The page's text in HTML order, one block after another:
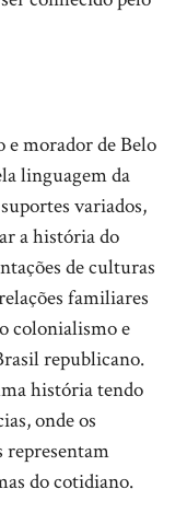
morador de Belo
linguagem da
variados,
a história do
de culturas
familiares
colonialismo e
republicano.
história tendo
onde os
representam
do cotidiano.